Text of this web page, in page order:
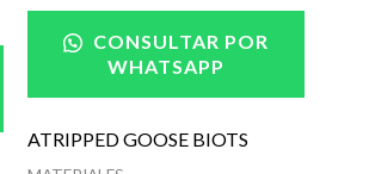
CONSULTAR POR
WHATSAPP
ATRIPPED GOOSE BIOTS
$3.500
hasta